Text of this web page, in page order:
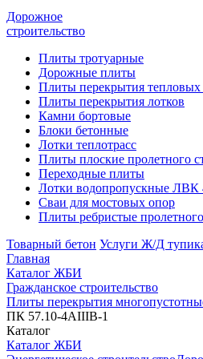
Дорожное
строительство
Плиты тротуарные
Дорожные плиты
Плиты перекрытия тепловых
Плиты перекрытия лотков
Камни бортовые
Блоки бетонные
Лотки теплотрасс
Плиты плоские пролетного
Переходные плиты
Лотки водопропускные ЛВК
Сваи для мостовых опор
Плиты ребристые
Товарный бетон Услуги Ж/Д
Главная
Каталог ЖБИ
Гражданское строительство
Плиты перекрытия
ПК 57.10-4АIIIВ-1
Каталог
Каталог ЖБИ